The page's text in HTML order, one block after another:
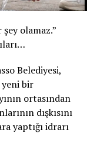
belirtti.
edilmeden
teslim
olarak iade
olamaz.”
Belediyesi,
bir
ortasından
dışkısını
yaptığı idrarı